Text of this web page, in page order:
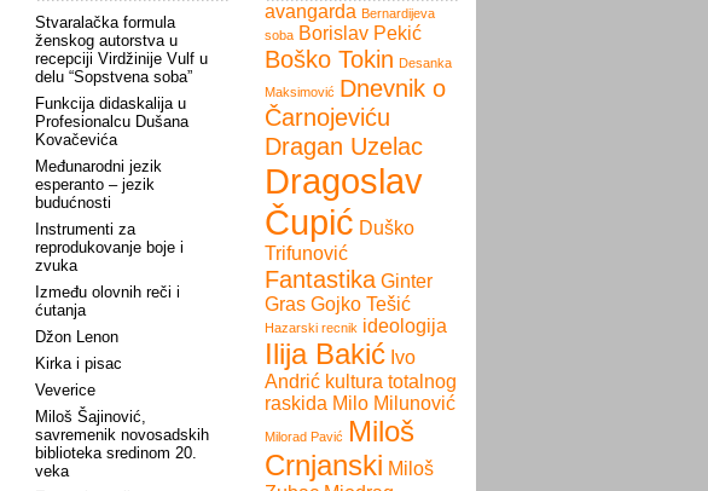
Stvaralačka formula
ženskog autorstva u
recepciji Virdžinije Vulf u
delu “Sopstvena soba”
Funkcija didaskalija u
Profesionalcu Dušana
Kovačevića
Međunarodni jezik
esperanto – jezik
budućnosti
Instrumenti za
reprodukovanje boje i
zvuka
Između olovnih reči i
ćutanja
Džon Lenon
Kirka i pisac
Veverice
Miloš Šajinović,
savremenik novosadskih
biblioteka sredinom 20.
veka
avangarda Bernardijeva
soba Borislav Pekić
Boško Tokin Desanka
Maksimović Dnevnik o
Čarnojeviću
Dragan Uzelac
Dragoslav
Čupić Duško
Trifunović
Fantastika Ginter
Gras Gojko Tešić
Hazarski recnik ideologija
Ilija Bakić Ivo
Andrić kultura totalnog
raskida Milo Milunović
Milorad Pavić Miloš
Crnjanski Miloš